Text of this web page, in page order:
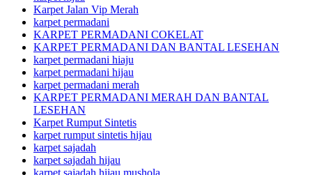
Karpet Jalan Vip Merah
karpet permadani
KARPET PERMADANI COKELAT
KARPET PERMADANI DAN BANTAL LESEHAN
karpet permadani hiaju
karpet permadani hijau
karpet permadani merah
KARPET PERMADANI MERAH DAN BANTAL
LESEHAN
Karpet Rumput Sintetis
karpet rumput sintetis hijau
karpet sajadah
karpet sajadah hijau
karpet sajadah hijau mushola